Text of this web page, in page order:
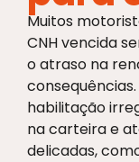
Muitos
CNH vencida
o atraso na
habilitação
na carteira e
delicadas,